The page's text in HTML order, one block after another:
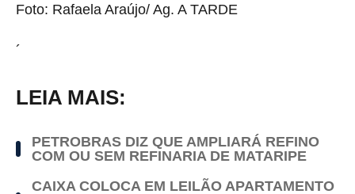
Foto: Rafaela Araújo/ Ag. A TARDE
´
LEIA MAIS:
PETROBRAS DIZ QUE AMPLIARÁ REFINO
COM OU SEM REFINARIA DE MATARIPE
CAIXA COLOCA EM LEILÃO APARTAMENTO